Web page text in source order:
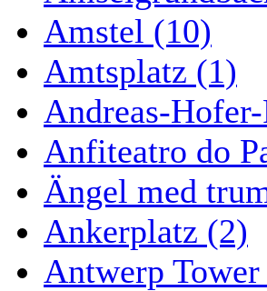
Amstel (10)
Amtsplatz (1)
Andreas-
Anfiteatro do
Ängel med
Ankerplatz (2)
Antwerp